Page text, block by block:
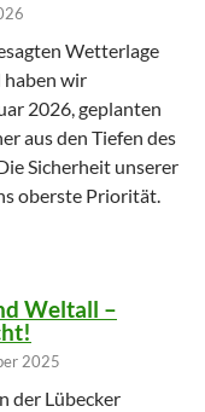
Wetterlage
haben wir
2026, geplanten
aus den Tiefen des
Sicherheit unserer
oberste Priorität.
Weltall –
2025
der Lübecker